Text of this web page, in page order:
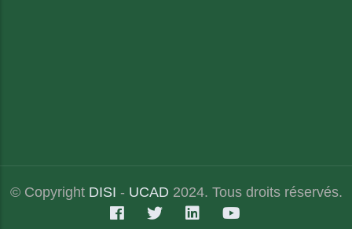
© Copyright DISI - UCAD 2024. Tous droits réservés.